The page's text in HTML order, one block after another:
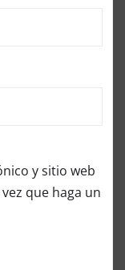
y sitio web
que haga un